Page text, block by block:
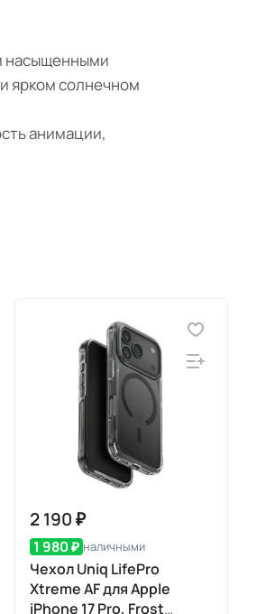
насыщенными
ярком солнечном
анимации,
2 190 ₽
1 980 ₽ наличными
Чехол Uniq LifePro
Xtreme AF для Apple
iPhone 17 Pro, Frost